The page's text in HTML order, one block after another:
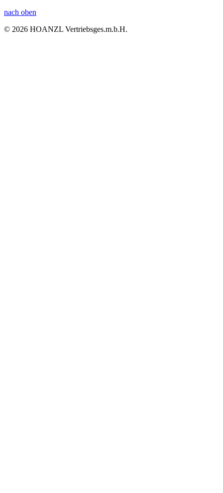
nach oben
© 2026 HOANZL Vertriebsges.m.b.H.